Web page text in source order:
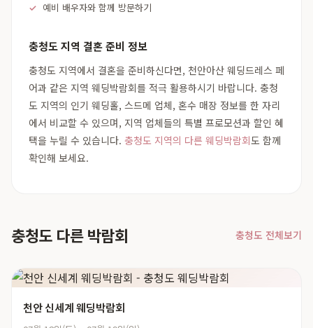
예비 배우자와 함께 방문하기
충청도 지역 결혼 준비 정보
충청도 지역에서 결혼을 준비하신다면, 천안아산 웨딩드레스 페
어과 같은 지역 웨딩박람회를 적극 활용하시기 바랍니다. 충청
도 지역의 인기 웨딩홀, 스드메 업체, 혼수 매장 정보를 한 자리
에서 비교할 수 있으며, 지역 업체들의 특별 프로모션과 할인 혜
택을 누릴 수 있습니다. 충청도 지역의 다른 웨딩박람회도 함께
확인해 보세요.
충청도 다른 박람회 충청도 전체보기
천안 신세계 웨딩박람회